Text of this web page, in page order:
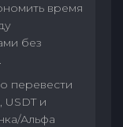
время
без
перевести
и
Альфа